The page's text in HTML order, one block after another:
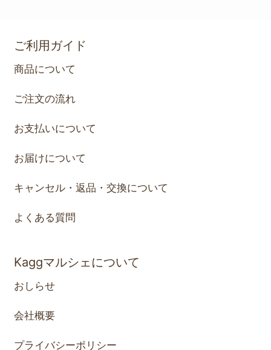
ご利用ガイド
商品について
ご注文の流れ
お支払いについて
お届けについて
キャンセル・返品・交換について
よくある質問
Kaggマルシェについて
おしらせ
会社概要
プライバシーポリシー